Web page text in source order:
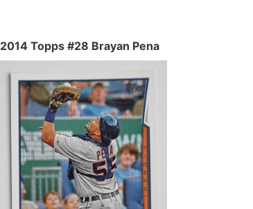
2014 Topps #28 Brayan Pena